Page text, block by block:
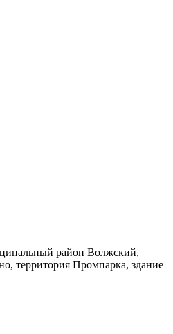
район Волжский,
территория Промпарка, здание